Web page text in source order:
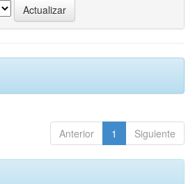
Anterior 1 Siguiente